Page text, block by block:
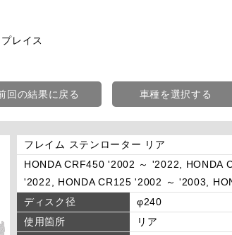
レイス
回の結果に戻る 車種を選択する
フレイム ステンローター リア
HONDA CRF450 '2002 ～ '2022, HONDA
'2022, HONDA CR125 '2002 ～ '2003,
ディスク径
φ240
使用箇所
リア